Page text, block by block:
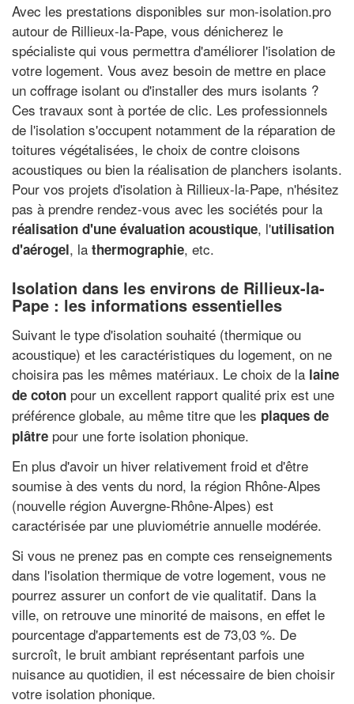
Avec les prestations disponibles sur mon-isolation.pro
autour de Rillieux-la-Pape, vous dénicherez le
spécialiste qui vous permettra d'améliorer l'isolation de
votre logement. Vous avez besoin de mettre en place
un coffrage isolant ou d'installer des murs isolants ?
Ces travaux sont à portée de clic. Les professionnels
de l'isolation s'occupent notamment de la réparation de
toitures végétalisées, le choix de contre cloisons
acoustiques ou bien la réalisation de planchers isolants.
Pour vos projets d'isolation à Rillieux-la-Pape, n'hésitez
pas à prendre rendez-vous avec les sociétés pour la
réalisation d'une évaluation acoustique, l'utilisation
d'aérogel, la thermographie, etc.
Isolation dans les environs de Rillieux-la-
Pape : les informations essentielles
Suivant le type d'isolation souhaité (thermique ou
acoustique) et les caractéristiques du logement, on ne
choisira pas les mêmes matériaux. Le choix de la laine
de coton pour un excellent rapport qualité prix est une
préférence globale, au même titre que les plaques de
plâtre pour une forte isolation phonique.
En plus d'avoir un hiver relativement froid et d'être
soumise à des vents du nord, la région Rhône-Alpes
(nouvelle région Auvergne-Rhône-Alpes) est
caractérisée par une pluviométrie annuelle modérée.
Si vous ne prenez pas en compte ces renseignements
dans l'isolation thermique de votre logement, vous ne
pourrez assurer un confort de vie qualitatif. Dans la
ville, on retrouve une minorité de maisons, en effet le
pourcentage d'appartements est de 73,03 %. De
surcroît, le bruit ambiant représentant parfois une
nuisance au quotidien, il est nécessaire de bien choisir
votre isolation phonique.